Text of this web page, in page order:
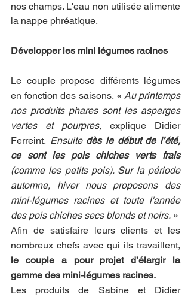
nos champs. L'eau non utilisée alimente
la nappe phréatique.
Développer les mini légumes racines
Le couple propose différents légumes
en fonction des saisons. « Au printemps
nos produits phares sont les asperges
vertes et pourpres, explique Didier
Ferreint. Ensuite dès le début de l’été,
ce sont les pois chiches verts frais
(comme les petits pois). Sur la période
automne, hiver nous proposons des
mini-légumes racines et toute l'année
des pois chiches secs blonds et noirs. »
Afin de satisfaire leurs clients et les
le couple a pour projet d’élargir la
gamme des mini-légumes racines.
Les produits de Sabine et Didier